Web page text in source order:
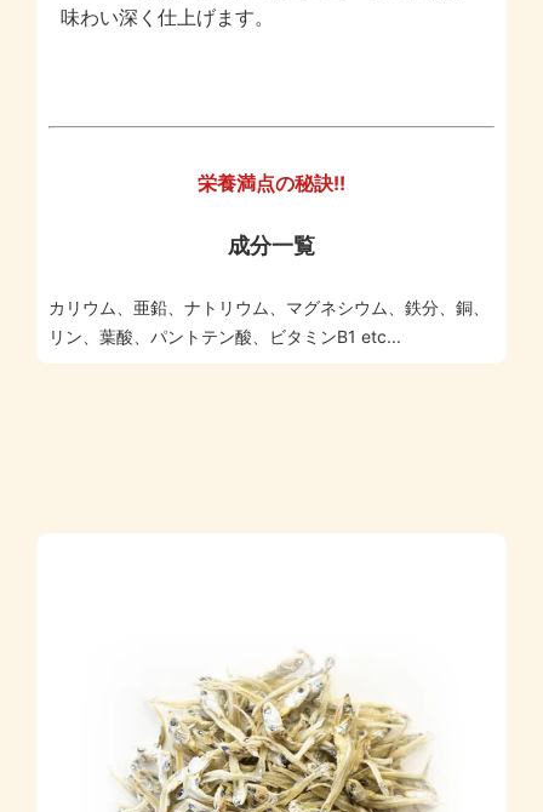
味わい深く仕上げます。
栄養満点の秘訣!!
成分一覧
カリウム、亜鉛、ナトリウム、マグネシウム、鉄分、銅、
リン、葉酸、パントテン酸、ビタミンB1 etc...